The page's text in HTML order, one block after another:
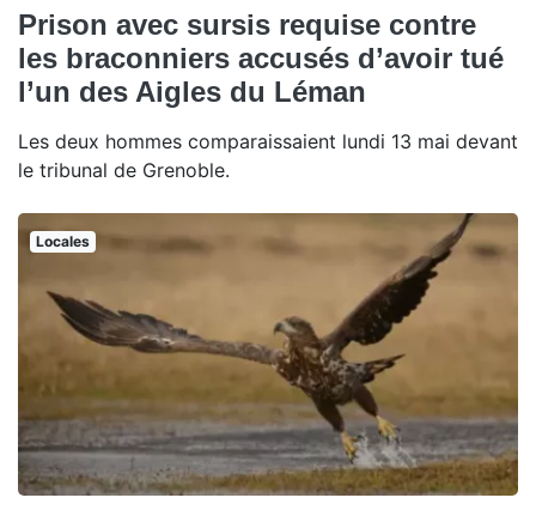
Prison avec sursis requise contre
les braconniers accusés d’avoir tué
l’un des Aigles du Léman
Les deux hommes comparaissaient lundi 13 mai devant
le tribunal de Grenoble.
Locales